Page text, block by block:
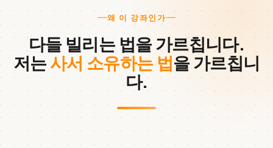
왜 이 강좌인가
다들 빌리는 법을 가르칩니다.
저는사서 소유하는 법을 가르칩니
다.